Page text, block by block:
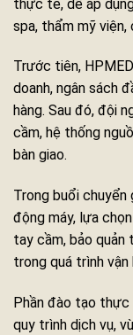
thực tế, dễ áp
spa, thẩm mỹ viện,
Trước tiên,
doanh, ngân sách
hàng. Sau đó, đội
cầm, hệ thống
bàn giao.
Trong buổi chuyển
động máy, lựa
tay cầm, bảo quản
trong quá trình vận
Phần đào tạo thực
quy trình dịch vụ,